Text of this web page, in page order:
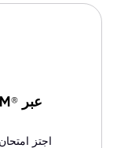
اجتز